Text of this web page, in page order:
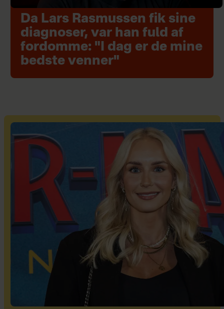
Da Lars Rasmussen fik sine
diagnoser, var han fuld af
fordomme: "I dag er de mine
bedste venner"